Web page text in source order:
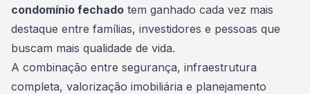
condomínio fechado tem ganhado cada vez mais
destaque entre famílias, investidores e pessoas que
buscam mais qualidade de vida.
A combinação entre segurança, infraestrutura
completa, valorização imobiliária e planejamento